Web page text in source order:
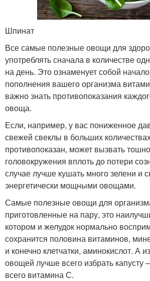
Шпинат
Все самые полезные овощи для
употреблять сначала в количестве
на день. Это ознаменует собой
пополнения вашего организма
важно знать противопоказания
овоща.
Если, например, у вас пониженное
свежей свеклы в больших
противопоказан, может вызвать
головокружения вплоть до потери
случае лучше кушать много зелени и
энергетически мощными овощами.
Самые полезные овощи для
приготовленные на пару, это
котором и желудок нормально
сохранится половина витаминов,
и конечно клетчатки, аминокислот. А
овощей лучше всего избрать капусту
всего витамина С.